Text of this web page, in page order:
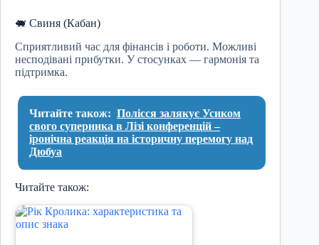
🐖 Свиня (Кабан)
Сприятливий час для фінансів і роботи. Можливі
несподівані прибутки. У стосунках — гармонія та
підтримка.
Читайте також: Полісся залякує Усиком
свого суперника в Лізі конференцій –
іронічна реакція на історичну перемогу над
Дюбуа
Читайте також: